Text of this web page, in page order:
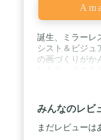
誕生、ミラーレ
シスト＆ビジ
の画づくりがか
作で明るさや
軽量ボディ＆
のコンパクト
晶モニターで子
/ 《Wi-Fi／NFC
みんなのレビ
まだレビューは